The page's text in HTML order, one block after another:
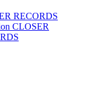
RECORDS
CLOSER